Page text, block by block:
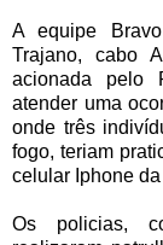
A equipe
Trajano, cabo
acionada pelo
atender uma
onde três
fogo, teriam
celular Iphone
Os policias,